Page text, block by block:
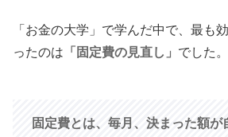
「お金の大学」で学んだ中で、最も
ったのは 「固定費の見直し」 でした。
固定費とは、毎月、決まった額が